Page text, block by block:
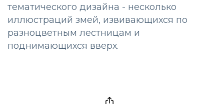
тематического дизайна - несколько
иллюстраций змей, извивающихся по
разноцветным лестницам и
поднимающихся вверх.